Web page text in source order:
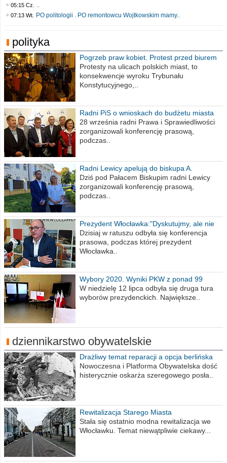
05:15 Cz. ..
07:13 Wt. PO politologii . PO remontowcu Wojtkowskim mamy..
polityka
Pogrzeb praw kobiet. Protest przed biurem
poselskim PiS
Protesty na ulicach polskich miast, to
konsekwencje wyroku Trybunału
Konstytucyjnego,..
Radni PiS o wnioskach do budżetu miasta
na 2021 rok
28 września radni Prawa i Sprawiedliwości
zorganizowali konferencję prasową,
podczas..
Radni Lewicy apelują do biskupa A.
Wiesława Meringa
Dziś pod Pałacem Biskupim radni Lewicy
zorganizowali konferencję prasową,
podczas..
Prezydent Włocławka:"Dyskutujmy, ale nie
obrażajmy się”
Dzisiaj w ratuszu odbyła się konferencja
prasowa, podczas której prezydent
Włocławka..
Wybory 2020. Wyniki PKW z ponad 99
procent obwodów
W niedzielę 12 lipca odbyła się druga tura
wyborów prezydenckich. Największe..
dziennikarstwo obywatelskie
Drażliwy temat reparacji a opcja berlińska
Nowoczesna i Platforma Obywatelska dość
histerycznie oskarża szeregowego posła..
Rewitalizacja Starego Miasta
Stała się ostatnio modna rewitalizacja we
Włocławku. Temat niewątpliwie ciekawy...